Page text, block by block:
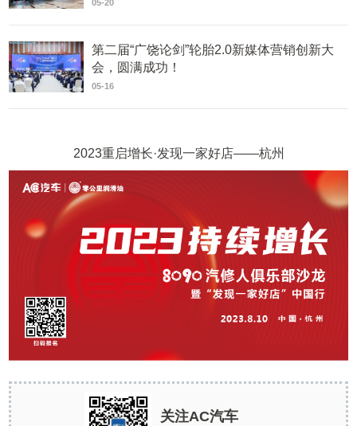
05-20
第二届“广饶论剑”轮胎2.0新媒体营销创新大
会，圆满成功！
05-16
2023重启增长·发现一家好店——杭州
关注AC汽车